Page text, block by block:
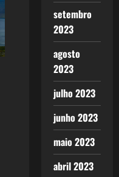
setembro
2023
agosto
2023
julho 2023
junho 2023
maio 2023
abril 2023